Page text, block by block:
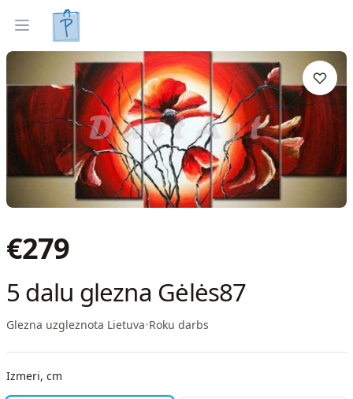
Open menu
Gleznas Izveleties pec interjera
€279
5 dalu glezna Gėlės87
Glezna uzgleznota Lietuva•Roku darbs
Izmeri, cm